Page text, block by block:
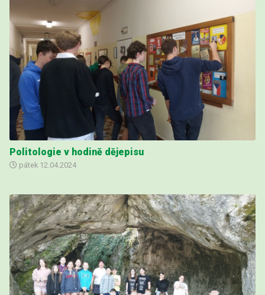
Politologie v hodině dějepisu
pátek 12.04.2024